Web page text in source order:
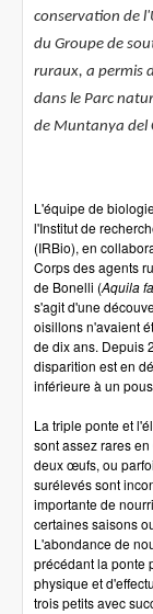
conservation de
du Groupe de
ruraux, a permis
dans le Parc
de Muntanya del
L'équipe de
l'Institut de
(IRBio), en
Corps des agents
de Bonelli (Aquila
s'agit d'une
oisillons n'avaient
de dix ans. Depuis
disparition est en
inférieure à un
La triple ponte et
sont assez rares
deux œufs, ou
surélevés sont
importante de
certaines saisons
L'abondance de
précédant la ponte
physique et
trois petits avec